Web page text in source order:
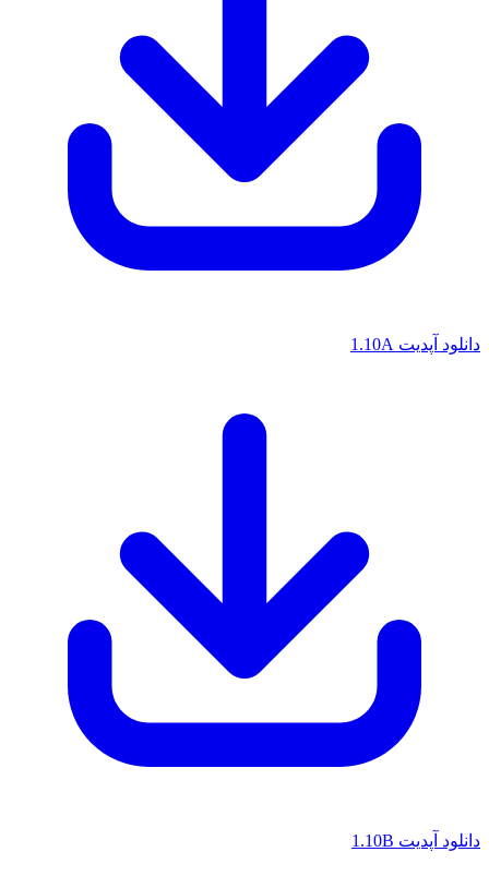
دانلود آپدیت 1.10A
دانلود آپدیت 1.10B